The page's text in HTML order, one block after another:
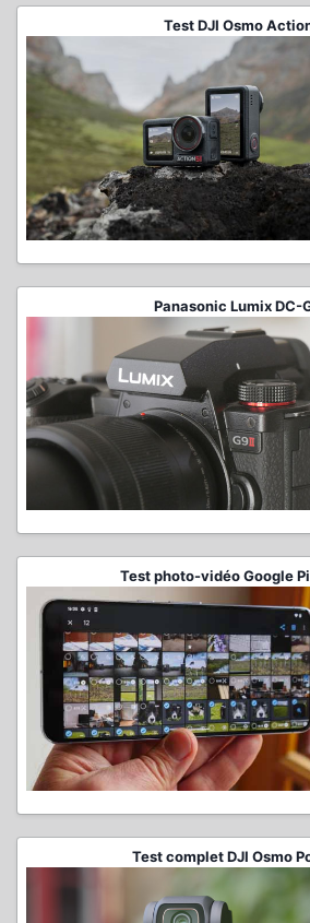
Test DJI Osmo
Panasonic Lumix DC-
Test photo-vidéo Google
Test complet DJI Osmo